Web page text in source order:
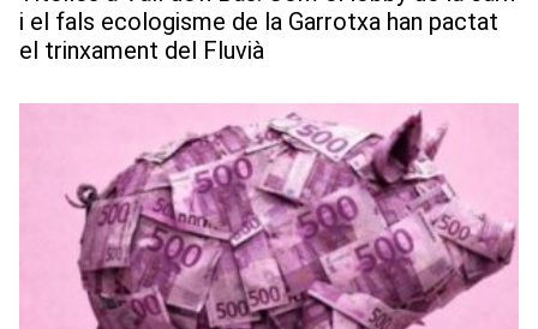
i el fals ecologisme de la Garrotxa han pactat
el trinxament del Fluvià